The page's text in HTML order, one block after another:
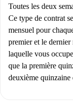
Toutes les deux
Ce type de contrat
mensuel pour
premier et le dernier
laquelle vous
que la première
deuxième